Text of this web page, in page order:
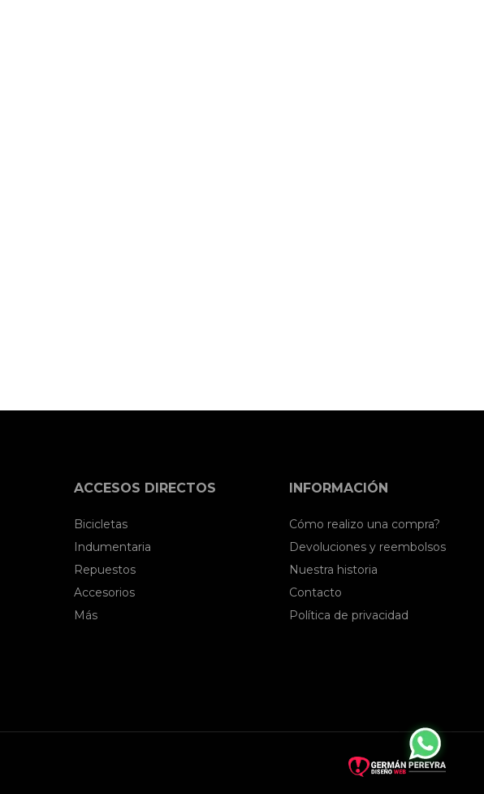
ACCESOS DIRECTOS
Bicicletas
Indumentaria
Repuestos
Accesorios
Más
INFORMACIÓN
Cómo realizo una compra?
Devoluciones y reembolsos
Nuestra historia
Contacto
Política de privacidad